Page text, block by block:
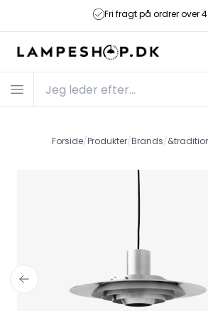
Fri fragt på ordrer over
Forside/Produkter/Brands/